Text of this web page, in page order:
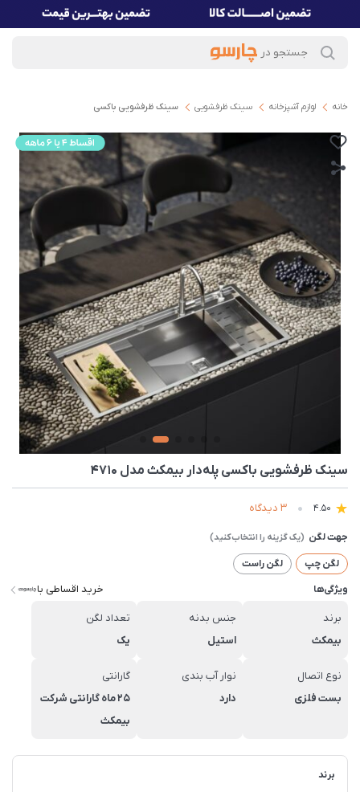
خانه لوازم آشپزخانه سینک ظرفشویی سینک ظرفشویی باکسی
سینک ظرفشویی باکسی پله‌دار بیمکث مدل 4710
4.50 3 دیدگاه
جهت لگن
لگن چپ
لگن راست
ویژگی‌ها
خرید اقساطی با
برند
بیمکث
جنس بدنه
استیل
تعداد لگن
یک
نوع اتصال
بست فلزی
نوار آب بندی
دارد
گارانتی
25 ماه گارانتی شرکت
بیمکث
برند